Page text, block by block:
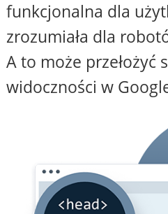
funkcjonalna dla
zrozumiała dla
A to może przełożyć
widoczności w